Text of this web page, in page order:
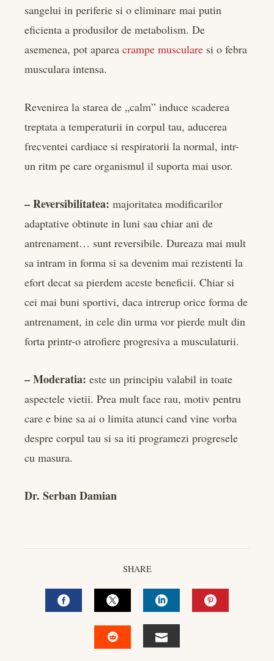
sangelui in periferie si o eliminare mai putin
eficienta a produsilor de metabolism. De
asemenea, pot aparea crampe musculare si o febra
musculara intensa.
Revenirea la starea de „calm” induce scaderea
treptata a temperaturii in corpul tau, aducerea
frecventei cardiace si respiratorii la normal, intr-
un ritm pe care organismul il suporta mai usor.
– Reversibilitatea: majoritatea modificarilor
adaptative obtinute in luni sau chiar ani de
antrenament… sunt reversibile. Dureaza mai mult
sa intram in forma si sa devenim mai rezistenti la
efort decat sa pierdem aceste beneficii. Chiar si
cei mai buni sportivi, daca intrerup orice forma de
antrenament, in cele din urma vor pierde mult din
forta printr-o atrofiere progresiva a musculaturii.
– Moderatia: este un principiu valabil in toate
aspectele vietii. Prea mult face rau, motiv pentru
care e bine sa ai o limita atunci cand vine vorba
despre corpul tau si sa iti programezi progresele
cu masura.
Dr. Serban Damian
SHARE
FACEBOOKTWITTERLINKEDIN